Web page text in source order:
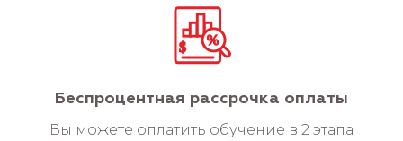
Беспроцентная рассрочка оплаты
Вы можете оплатить обучение в 2 этапа